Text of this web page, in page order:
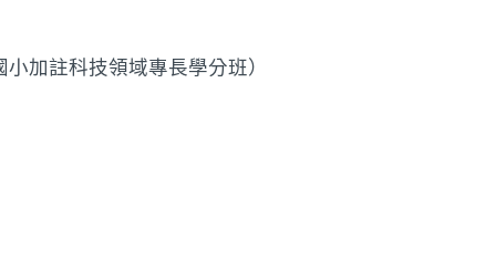
加註科技領域專長學分班）